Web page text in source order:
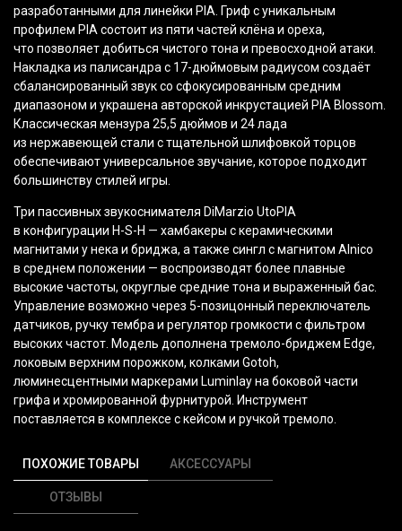
разработанными для линейки PIA. Гриф с уникальным
профилем PIA состоит из пяти частей клёна и ореха,
что позволяет добиться чистого тона и превосходной атаки.
Накладка из палисандра с 17-дюймовым радиусом создаёт
сбалансированный звук со сфокусированным средним
диапазоном и украшена авторской инкрустацией PIA Blossom.
Классическая мензура 25,5 дюймов и 24 лада
из нержавеющей стали с тщательной шлифовкой торцов
обеспечивают универсальное звучание, которое подходит
большинству стилей игры.
Три пассивных звукоснимателя DiMarzio UtoPIA
в конфигурации H-S-H — хамбакеры с керамическими
магнитами у нека и бриджа, а также сингл с магнитом Alnico
в среднем положении — воспроизводят более плавные
высокие частоты, округлые средние тона и выраженный бас.
Управление возможно через 5-позицонный переключатель
датчиков, ручку тембра и регулятор громкости с фильтром
высоких частот. Модель дополнена тремоло-бриджем Edge,
локовым верхним порожком, колками Gotoh,
люминесцентными маркерами Luminlay на боковой части
грифа и хромированной фурнитурой. Инструмент
поставляется в комплексе с кейсом и ручкой тремоло.
ПОХОЖИЕ ТОВАРЫ АКСЕССУАРЫ
ОТЗЫВЫ